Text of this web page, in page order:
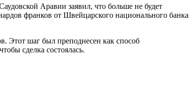
Аравии заявил, что больше не будет
франков от Швейцарского национального банка
Этот шаг был преподнесен как способ
сделка состоялась.